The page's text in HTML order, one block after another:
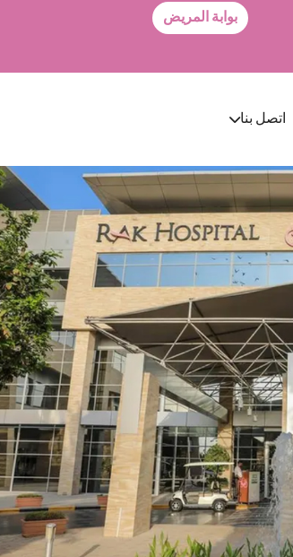
بوابة المريض
اتصل بنا